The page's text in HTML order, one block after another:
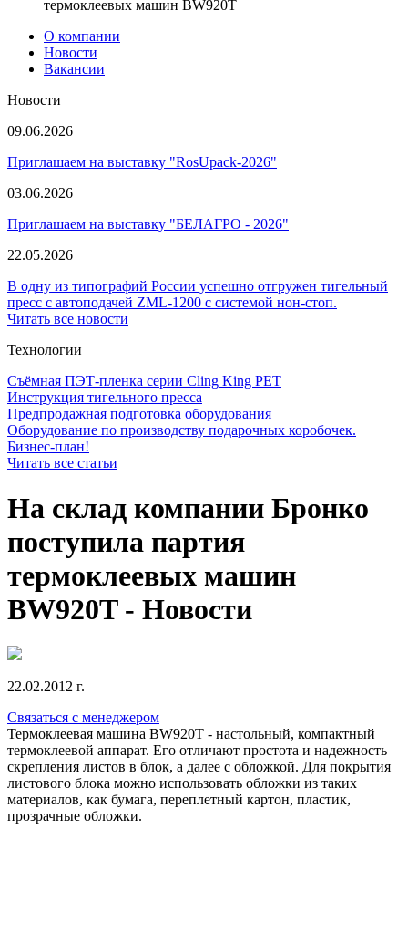
термоклеевых машин BW920T
О компании
Новости
Вакансии
Новости
09.06.2026
Приглашаем на выставку "RosUpack-2026"
03.06.2026
Приглашаем на выставку "БЕЛАГРО - 2026"
22.05.2026
В одну из типографий России успешно отгружен тигельный
пресс с автоподачей ZML-1200 с системой нон-стоп.
Читать все новости
Технологии
Съёмная ПЭТ-пленка серии Cling King PET
Инструкция тигельного пресса
Предпродажная подготовка оборудования
Оборудование по производству подарочных коробочек.
Бизнес-план!
Читать все статьи
На склад компании Бронко
поступила партия
термоклеевых машин
BW920T - Новости
22.02.2012 г.
Связаться с менеджером
Термоклеевая машина BW920T - настольный, компактный
термоклеевой аппарат. Его отличают простота и надежность
скрепления листов в блок, а далее с обложкой. Для покрытия
листового блока можно использовать обложки из таких
материалов, как бумага, переплетный картон, пластик,
прозрачные обложки.